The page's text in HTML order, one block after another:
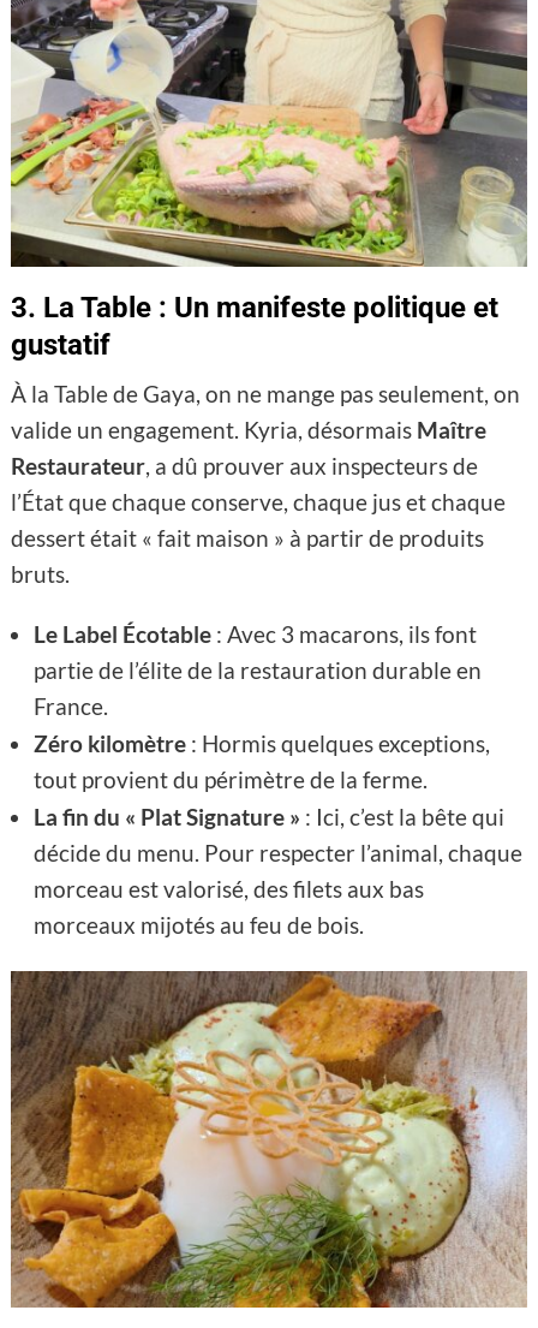
3. La Table : Un manifeste politique et
gustatif
À la Table de Gaya, on ne mange pas seulement, on
valide un engagement. Kyria, désormais Maître
Restaurateur, a dû prouver aux inspecteurs de
l’État que chaque conserve, chaque jus et chaque
dessert était « fait maison » à partir de produits
bruts.
Le Label Écotable: Avec 3 macarons, ils font
partie de l’élite de la restauration durable en
France.
Zéro kilomètre: Hormis quelques exceptions,
tout provient du périmètre de la ferme.
La fin du « Plat Signature » : Ici, c’est la bête qui
décide du menu. Pour respecter l’animal, chaque
morceau est valorisé, des filets aux bas
morceaux mijotés au feu de bois.